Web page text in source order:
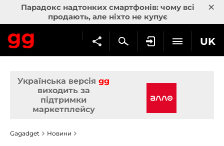
Парадокс надтонких смартфонів: чому всі
продають, але ніхто не купує
×
UK
Українська версія gg
виходить за
підтримки
маркетплейсу
Gagadget Новини